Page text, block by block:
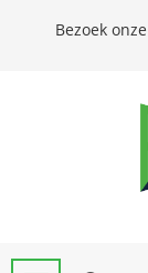
Bezoek onze